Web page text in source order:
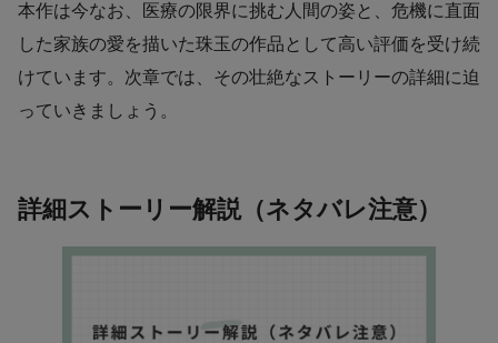
本作は今なお、医療の限界に挑む人間の姿と、危機に直面
した家族の愛を描いた珠玉の作品として高い評価を受け続
けています。次章では、その壮絶なストーリーの詳細に迫
っていきましょう。
詳細ストーリー解説（ネタバレ注意）